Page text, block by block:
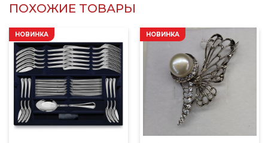
ПОХОЖИЕ ТОВАРЫ
НОВИНКА НОВИНКА